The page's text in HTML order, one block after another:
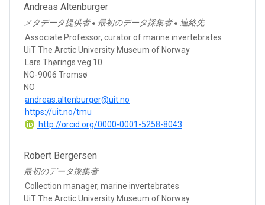
Andreas Altenburger
メタデータ提供者 ● 最初のデータ採集者 ● 連絡先
Associate Professor, curator of marine invertebrates
UiT The Arctic University Museum of Norway
Lars Thørings veg 10
NO-9006 Tromsø
NO
andreas.altenburger@uit.no
https://uit.no/tmu
http://orcid.org/0000-0001-5258-8043
Robert Bergersen
最初のデータ採集者
Collection manager, marine invertebrates
UiT The Arctic University Museum of Norway